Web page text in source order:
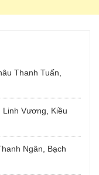
Thanh Tuấn,
Vương, Kiều
Ngân, Bạch